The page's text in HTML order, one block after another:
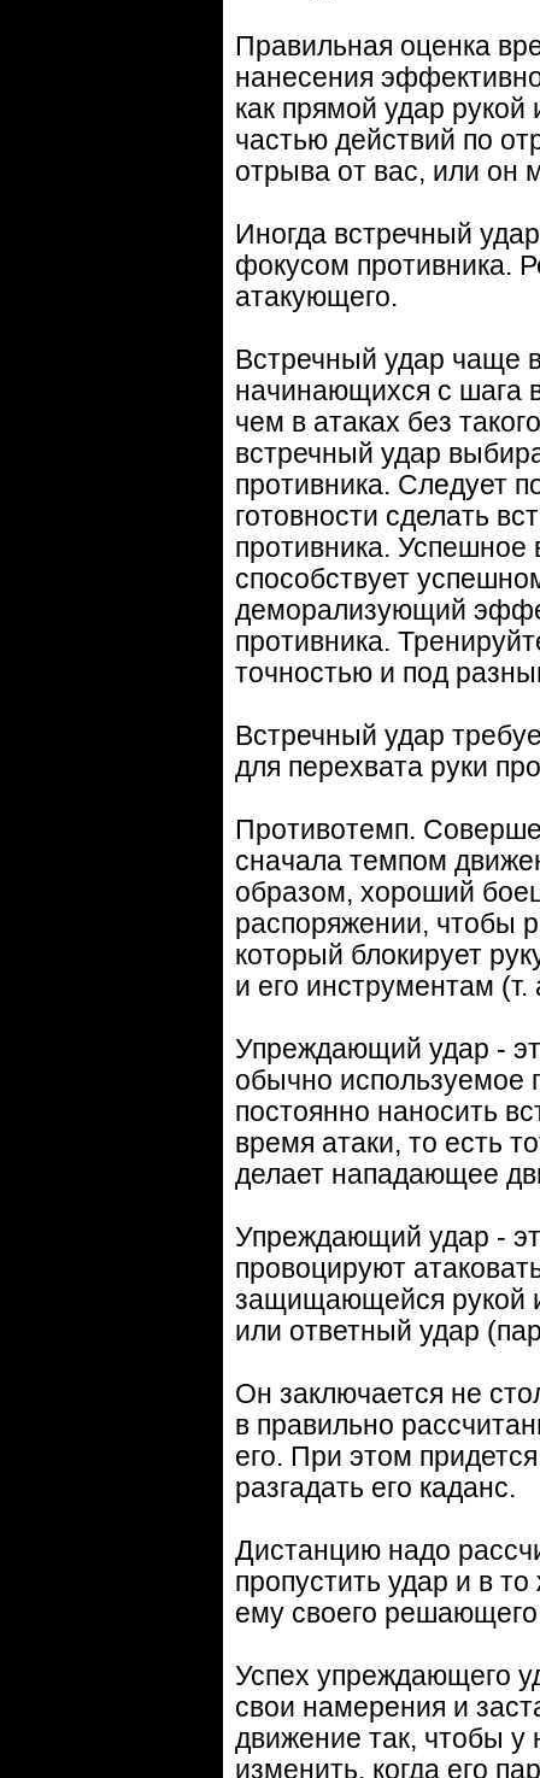
Правильная оценка
нанесения
как прямой удар
частью действий по
отрыва от вас, или он
Иногда встречный
фокусом противника.
атакующего.
Встречный удар чаще
начинающихся с шага
чем в атаках без
встречный удар
противника. Следует
готовности сделать
противника. Успешное
способствует
деморализующий
противника.
точностью и под
Встречный удар
для перехвата руки
Противотемп.
сначала темпом
образом, хороший
распоряжении, чтобы
который блокирует
и его инструментам
Упреждающий удар -
обычно используемое
постоянно наносить
время атаки, то есть
делает нападающее
Упреждающий удар -
провоцируют
защищающейся рукой
или ответный удар
Он заключается не
в правильно
его. При этом
разгадать его каданс.
Дистанцию надо
пропустить удар и в
ему своего решающего
Успех упреждающего
свои намерения и
движение так, чтобы у
изменить, когда его